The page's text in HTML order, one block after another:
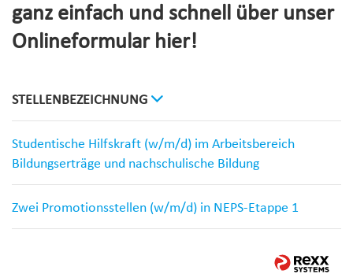
ganz einfach und schnell über unser
Onlineformular hier!
STELLENBEZEICHNUNG
Studentische Hilfskraft (w/m/d) im Arbeitsbereich
Bildungserträge und nachschulische Bildung
Zwei Promotionsstellen (w/m/d) in NEPS-Etappe 1